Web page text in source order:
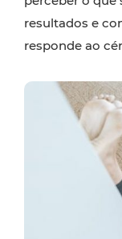
resultados e
responde ao